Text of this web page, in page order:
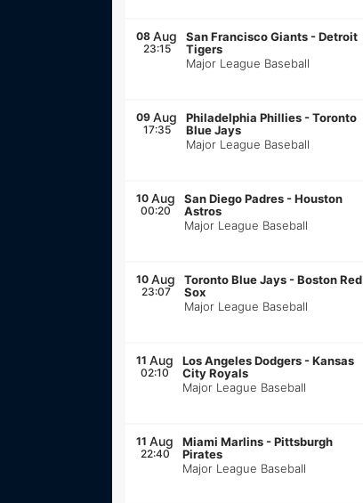
08 Aug
23:15
San Francisco Giants -Detroit
Tigers
Major League Baseball
09 Aug
17:35
Philadelphia Phillies -Toronto
Blue Jays
Major League Baseball
10 Aug
00:20
San Diego Padres -Houston
Astros
Major League Baseball
10 Aug
23:07
Toronto Blue Jays -Boston Red
Sox
Major League Baseball
11 Aug
02:10
Los Angeles Dodgers -Kansas
City Royals
Major League Baseball
11 Aug
22:40
Miami Marlins -Pittsburgh
Pirates
Major League Baseball